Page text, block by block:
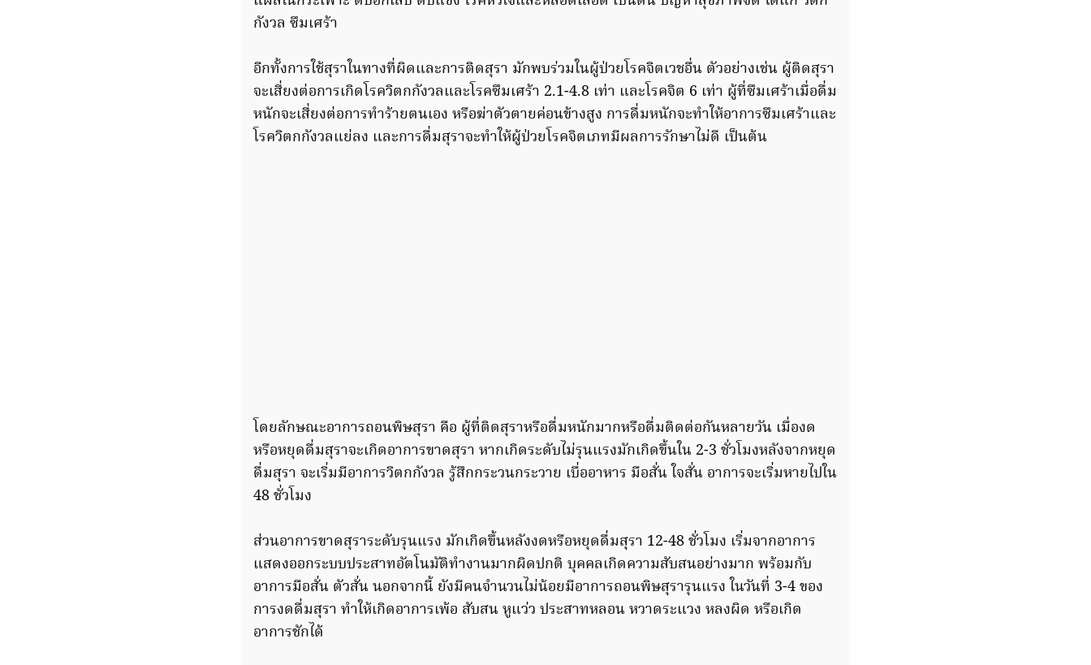
กังวล ซึมเศร้า
อีกทั้งการใช้สุราในทางที่ผิดและการติดสุรา มักพบร่วมในผู้ป่วยโรคจิตเวชอื่น ตัวอย่างเช่น ผู้ติดสุรา
จะเสี่ยงต่อการเกิดโรควิตกกังวลและโรคซึมเศร้า 2.1-4.8 เท่า และโรคจิต 6 เท่า ผู้ที่ซึมเศร้าเมื่อดื่ม
หนักจะเสี่ยงต่อการทำร้ายตนเอง หรือฆ่าตัวตายค่อนข้างสูง การดื่มหนักจะทำให้อาการซึมเศร้าและ
โรควิตกกังวลแย่ลง และการดื่มสุราจะทำให้ผู้ป่วยโรคจิตเภทมีผลการรักษาไม่ดี เป็นต้น
โดยลักษณะอาการถอนพิษสุรา คือ ผู้ที่ติดสุราหรือดื่มหนักมากหรือดื่มติดต่อกันหลายวัน เมื่องด
หรือหยุดดื่มสุราจะเกิดอาการขาดสุรา หากเกิดระดับไม่รุนแรงมักเกิดขึ้นใน 2-3 ชั่วโมงหลังจากหยุด
ดื่มสุรา จะเริ่มมีอาการวิตกกังวล รู้สึกกระวนกระวาย เบื่ออาหาร มือสั่น ใจสั่น อาการจะเริ่มหายไปใน
48 ชั่วโมง
ส่วนอาการขาดสุราระดับรุนแรง มักเกิดขึ้นหลังงดหรือหยุดดื่มสุรา 12-48 ชั่วโมง เริ่มจากอาการ
แสดงออกระบบประสาทอัตโนมัติทำงานมากผิดปกติ บุคคลเกิดความสับสนอย่างมาก พร้อมกับ
อาการมือสั่น ตัวสั่น นอกจากนี้ ยังมีคนจำนวนไม่น้อยมีอาการถอนพิษสุรารุนแรง ในวันที่ 3-4 ของ
การงดดื่มสุรา ทำให้เกิดอาการเพ้อ สับสน หูแว่ว ประสาทหลอน หวาดระแวง หลงผิด หรือเกิด
อาการชักได้